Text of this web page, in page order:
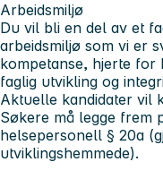
Arbeidsmiljø
Du vil bli en del av et
arbeidsmiljø som vi er
kompetanse, hjerte for
faglig utvikling og
Aktuelle kandidater vil
Søkere må legge frem
helsepersonell § 20a
utviklingshemmede).